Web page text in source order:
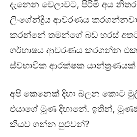
දැනෙන වෙලාවට, පිරිමි අය
ලිංගේන්ද්‍රිය ආවරණය
කරන්නේ තමන්ගේ බඩ හරස්
ගර්භාෂය ආවරණය කරගන්න
ස්වභාවික ආරක්ෂක යාන්ත්‍රණයක්
අපි කෙනෙක් දිහා බලන කොට
එයාගේ මූණ දිහානේ. ඉතින්,
කියව ගන්න පුළුවන්?